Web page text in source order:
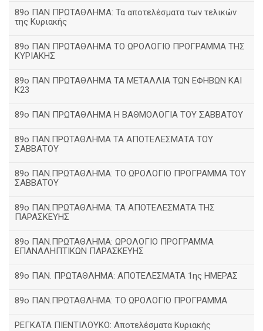
89ο ΠΑΝ ΠΡΩΤΑΘΛΗΜΑ: Τα αποτελέσματα των τελικών
της Κυριακής
89ο ΠΑΝ ΠΡΩΤΑΘΛΗΜΑ ΤΟ ΩΡΟΛΟΓΙΟ ΠΡΟΓΡΑΜΜΑ ΤΗΣ
ΚΥΡΙΑΚΗΣ
89ο ΠΑΝ ΠΡΩΤΑΘΛΗΜΑ ΤΑ ΜΕΤΑΛΛΙΑ ΤΩΝ ΕΦΗΒΩΝ ΚΑΙ
Κ23
89ο ΠΑΝ ΠΡΩΤΑΘΛΗΜΑ Η ΒΑΘΜΟΛΟΓΙΑ ΤΟΥ ΣΑΒΒΑΤΟΥ
89ο ΠΑΝ.ΠΡΩΤΑΘΛΗΜΑ ΤΑ ΑΠΟΤΕΛΕΣΜΑΤΑ ΤΟΥ
ΣΑΒΒΑΤΟΥ
89ο ΠΑΝ.ΠΡΩΤΑΘΛΗΜΑ: ΤΟ ΩΡΟΛΟΓΙΟ ΠΡΟΓΡΑΜΜΑ ΤΟΥ
ΣΑΒΒΑΤΟΥ
89ο ΠΑΝ.ΠΡΩΤΑΘΛΗΜΑ: ΤΑ ΑΠΟΤΕΛΕΣΜΑΤΑ ΤΗΣ
ΠΑΡΑΣΚΕΥΗΣ
89ο ΠΑΝ.ΠΡΩΤΑΘΛΗΜΑ: ΩΡΟΛΟΓΙΟ ΠΡΟΓΡΑΜΜΑ
ΕΠΑΝΑΛΗΠΤΙΚΩΝ ΠΑΡΑΣΚΕΥΗΣ
89ο ΠΑΝ. ΠΡΩΤΑΘΛΗΜΑ: ΑΠΟΤΕΛΕΣΜΑΤΑ 1ης ΗΜΕΡΑΣ
89ο ΠΑΝ.ΠΡΩΤΑΘΛΗΜΑ: ΤΟ ΩΡΟΛΟΓΙΟ ΠΡΟΓΡΑΜΜΑ
ΡΕΓΚΑΤΑ ΠΙΕΝΤΙΛΟΥΚΟ: Αποτελέσματα Κυριακής